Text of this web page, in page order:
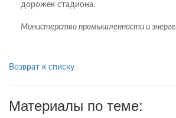
дорожек стадиона.
Министерство промышленности и
Возврат к списку
Материалы по теме: